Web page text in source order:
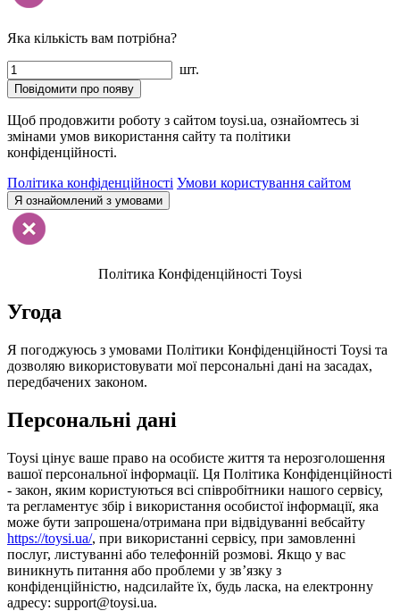
Яка кількість вам потрібна?
шт.
Повідомити про появу
Щоб продовжити роботу з сайтом toysi.ua, ознайомтесь зі
змінами умов використання сайту та політики
конфіденційності.
Політика конфіденційності Умови користування сайтом
Я ознайомлений з умовами
Політика Конфіденційності Toysi
Угода
Я погоджуюсь з умовами Політики Конфіденційності Toysi та
дозволяю використовувати мої персональні дані на засадах,
передбачених законом.
Персональні дані
Toysi цінує ваше право на особисте життя та нерозголошення
вашої персональної інформації. Ця Політика Конфіденційності
- закон, яким користуються всі співробітники нашого сервісу,
та регламентує збір і використання особистої інформації, яка
може бути запрошена/отримана при відвідуванні вебсайту
https://toysi.ua/, при використанні сервісу, при замовленні
послуг, листуванні або телефонній розмові. Якщо у вас
виникнуть питання або проблеми у зв’язку з
конфіденційністю, надсилайте їх, будь ласка, на електронну
адресу: support@toysi.ua.